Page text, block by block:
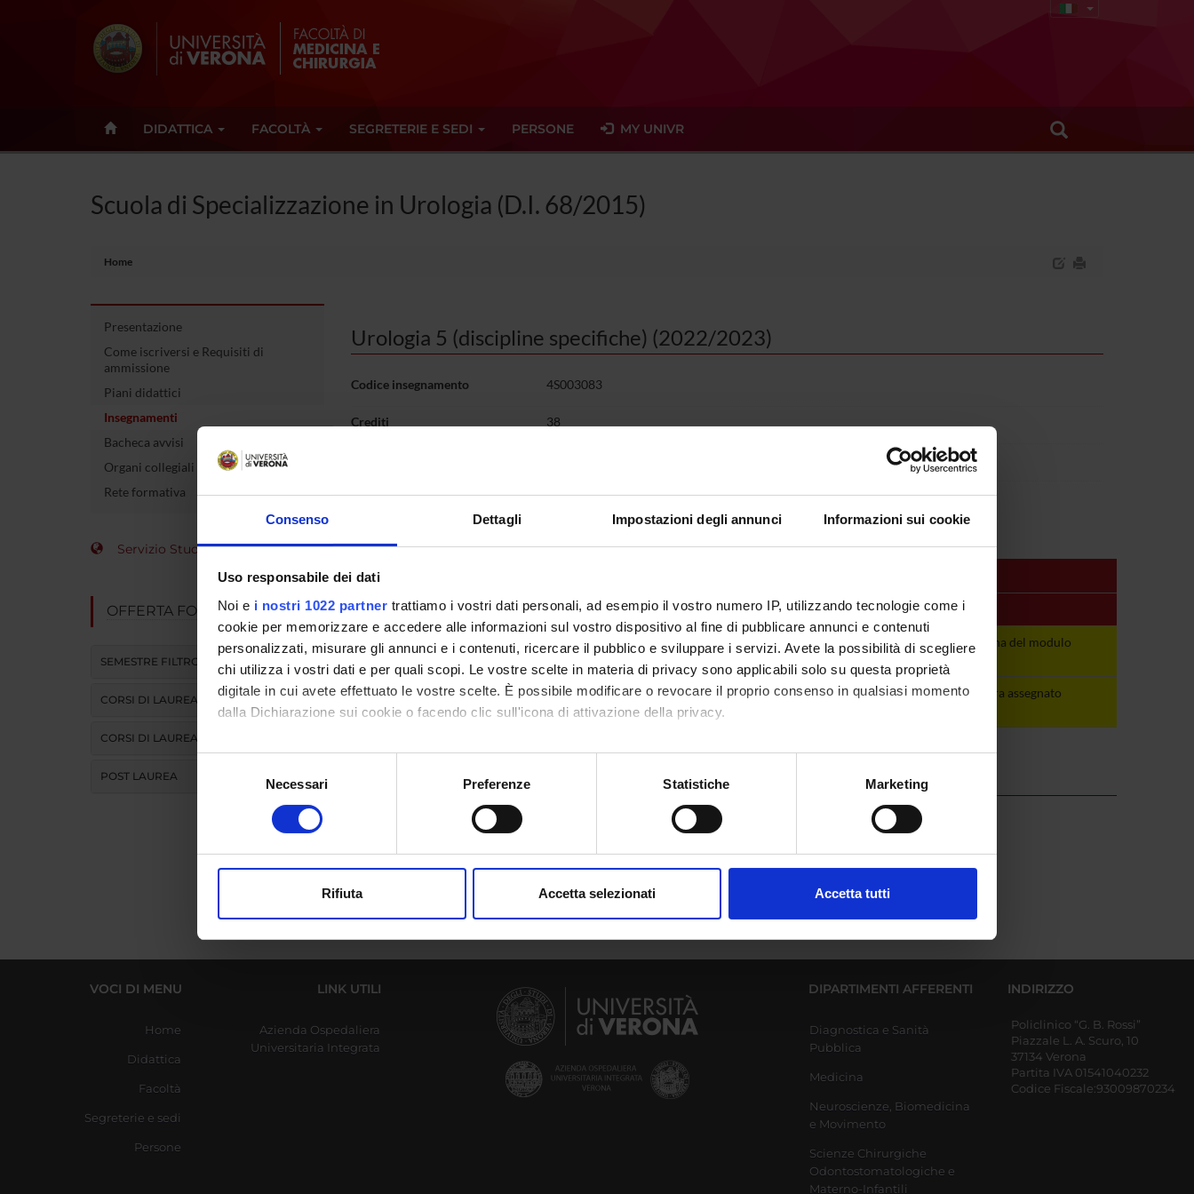
Consenso Dettagli Impostazioni degli annunci Informazioni sui cookie
Uso responsabile dei dati
Noi e i nostri 1022 partner trattiamo i vostri dati personali, ad esempio il vostro numero IP, utilizzando tecnologie come i
cookie per memorizzare e accedere alle informazioni sul vostro dispositivo al fine di pubblicare annunci e contenuti
personalizzati, misurare gli annunci e i contenuti, ricercare il pubblico e sviluppare i servizi. Avete la possibilità di scegliere
chi utilizza i vostri dati e per quali scopi. Le vostre scelte in materia di privacy sono applicabili solo su questa proprietà
digitale in cui avete effettuato le vostre scelte. È possibile modificare o revocare il proprio consenso in qualsiasi momento
dalla Dichiarazione sui cookie o facendo clic sull'icona di attivazione della privacy.
Con il tuo consenso, vorremmo anche:
raccogliere informazioni sulla tua posizione geografica, con un'approssimazione di qualche metro,
digitali).
modificare o ritirare il tuo consenso in qualsiasi momento dalla Dichiarazione sui cookie.
Necessari Preferenze Statistiche Marketing
Rifiuta Accetta selezionati Accetta tutti
DIDATTICA FACOLTÀ SEGRETERIE E SEDI PERSONE MY UNIVR
Scuola di Specializzazione in Urologia (D.I. 68/2015)
Home
Presentazione
Come iscriversi e Requisiti di
ammissione
Piani didattici
Insegnamenti
Bacheca avvisi
Organi collegiali e di governo
Rete formativa
Servizio Studenti Internazionali
OFFERTA FORMATIVA
SEMESTRE FILTRO
CORSI DI LAUREA
CORSI DI LAUREA MAGISTRALE
POST LAUREA
Urologia 5 (discipline specifiche) (2022/2023)
Codice insegnamento 4S003083
Crediti 38
Altri corsi di studio in cui è
Scuola di Specializzazione in Chirurgia Generale (D.I. 68/2015)
L'insegnamento è organizzato come segue:
Modulo Crediti Settore disciplinare Periodo Docenti
DIDATTICA FRONTALE 8 MED/24-UROLOGIA
Vedi pagina del
modulo
Vedi pagina del modulo
ATTIVITA' PRATICA 30 MED/24-UROLOGIA
non ancora
non ancora assegnato
Obiettivi formativi
Management del Paziente candidato a chirurgia urologica maggiore
VOCI DI MENU
Home
Didattica
Facoltà
Segreterie e sedi
Persone
LINK UTILI
Azienda Ospedaliera
Universitaria Integrata
DIPARTIMENTI AFFERENTI
Diagnostica e Sanità
Pubblica
Medicina
Neuroscienze, Biomedicina
e Movimento
Scienze Chirurgiche
Odontostomatologiche e
Materno-Infantili
INDIRIZZO
Policlinico “G. B. Rossi”
Piazzale L. A. Scuro, 10
37134 Verona
Partita IVA 01541040232
Codice Fiscale:93009870234